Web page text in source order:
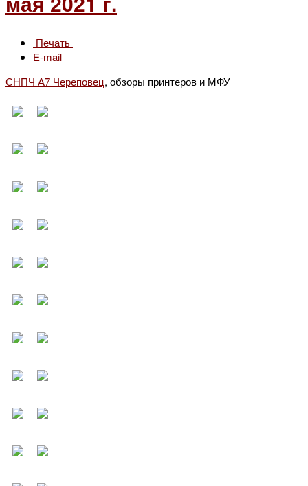
Печать
E-mail
СНПЧ А7 Череповец, обзоры принтеров и МФУ